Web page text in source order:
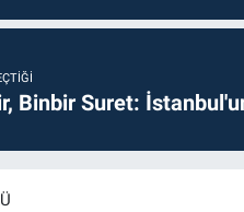
Binbir Suret: